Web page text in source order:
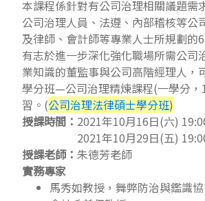
本課程係針對有公司治理相關議題需
公司治理人員、法遵、內部稽核等公
及律師、會計師等專業人士所規劃的
有志於進一步深化強化職場所需公司
業知識的董監事與公司高階經理人，
學分班­—公司治理精煉課程(一學分
習。(公司治理法律碩士學分班)
授課時間： 2021年10月16日(六)
2021年10月29日(五)
授課老師： 朱德芳老師
實務專家
馬秀如教授，舞弊防治與鑑識